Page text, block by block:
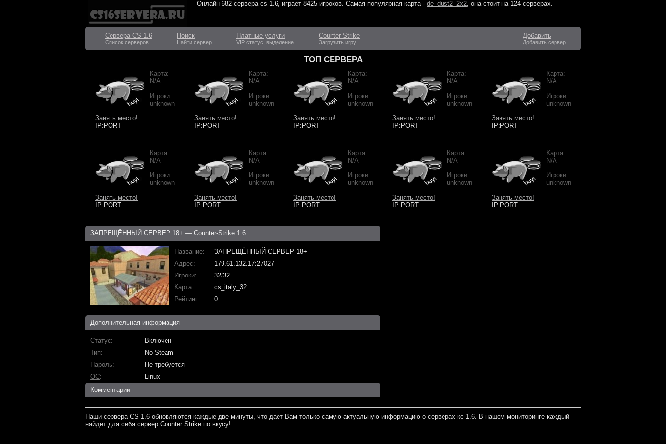
Онлайн 682 сервера cs 1.6, играет 8425 игроков. Самая популярная карта - de_dust2_2x2, она стоит на 124 серверах.
Сервера CS 1.6
Список серверов
Поиск
Найти сервер
Платные услуги
VIP статус, выделение
Counter Strike
Загрузить игру
Добавить
Добавить сервер
ТОП СЕРВЕРА
Карта:
N/A
Игроки:
unknown
Занять место!
IP:PORT
Карта:
N/A
Игроки:
unknown
Занять место!
IP:PORT
Карта:
N/A
Игроки:
unknown
Занять место!
IP:PORT
Карта:
N/A
Игроки:
unknown
Занять место!
IP:PORT
Карта:
N/A
Игроки:
unknown
Занять место!
IP:PORT
Карта:
N/A
Игроки:
unknown
Занять место!
IP:PORT
Карта:
N/A
Игроки:
unknown
Занять место!
IP:PORT
Карта:
N/A
Игроки:
unknown
Занять место!
IP:PORT
Карта:
N/A
Игроки:
unknown
Занять место!
IP:PORT
Карта:
N/A
Игроки:
unknown
Занять место!
IP:PORT
ЗАПРЕЩЁННЫЙ СЕРВЕР 18+ — Counter-Strike 1.6
Название
ЗАПРЕЩЁННЫЙ СЕРВЕР 18+
Адрес
179.61.132.17:27027
Игроки
32/32
Карта
cs_italy_32
Рейтинг
0
Дополнительная информация
Статус
Включен
Тип
No-Steam
Пароль
Не требуется
ОС
Linux
Комментарии
Наши сервера CS 1.6 обновляются каждые две минуты, что дает Вам только самую актуальную информацию о серверах кс 1.6. В нашем мониторинге каждый
найдет для себя сервер Counter Strike по вкусу!